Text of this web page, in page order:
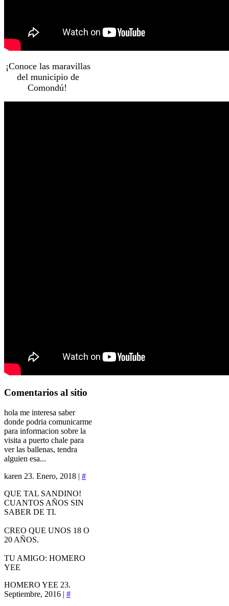
¡Conoce las maravillas
del municipio de
Comondú!
Comentarios al sitio
hola me interesa saber
donde podria comunicarme
para informacion sobre la
visita a puerto chale para
ver las ballenas, tendra
alguien esa...
karen 23. Enero, 2018 | #
QUE TAL SANDINO!
CUANTOS AÑOS SIN
SABER DE TI.
CREO QUE UNOS 18 O
20 AÑOS.
TU AMIGO: HOMERO
YEE
HOMERO YEE 23.
Septiembre, 2016 | #